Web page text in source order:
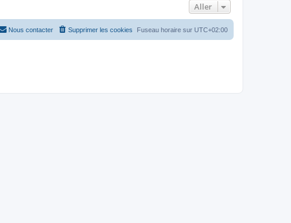
Aller
Fuseau horaire sur UTC+02:00
Supprimer les cookies
Nous contacter